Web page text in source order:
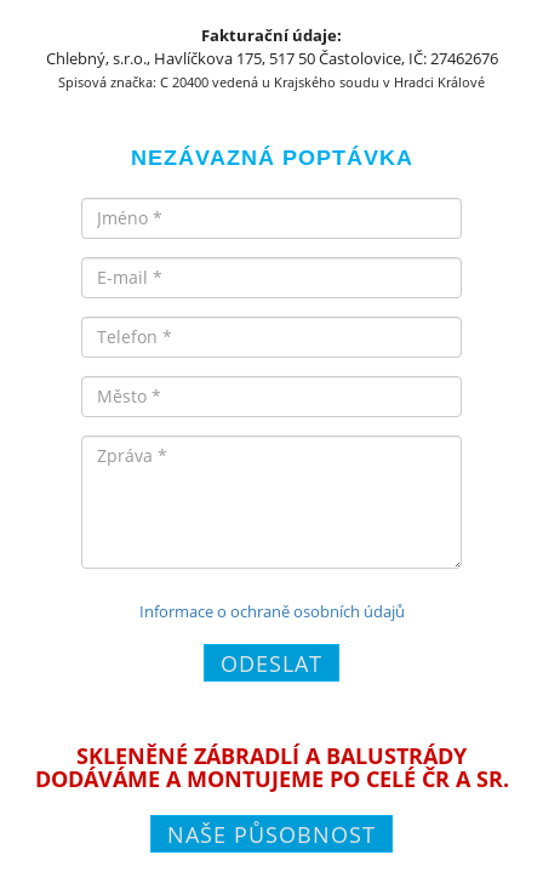
Fakturační údaje:
Chlebný, s.r.o., Havlíčkova 175, 517 50 Častolovice, IČ: 27462676
Spisová značka: C 20400 vedená u Krajského soudu v Hradci Králové
NEZÁVAZNÁ POPTÁVKA
Informace o ochraně osobních údajů
ODESLAT
SKLENĚNÉ ZÁBRADLÍ A BALUSTRÁDY
DODÁVÁME A MONTUJEME PO CELÉ ČR A SR.
NAŠE PŮSOBNOST